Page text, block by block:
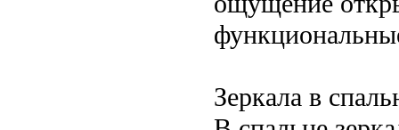
Зеркала в